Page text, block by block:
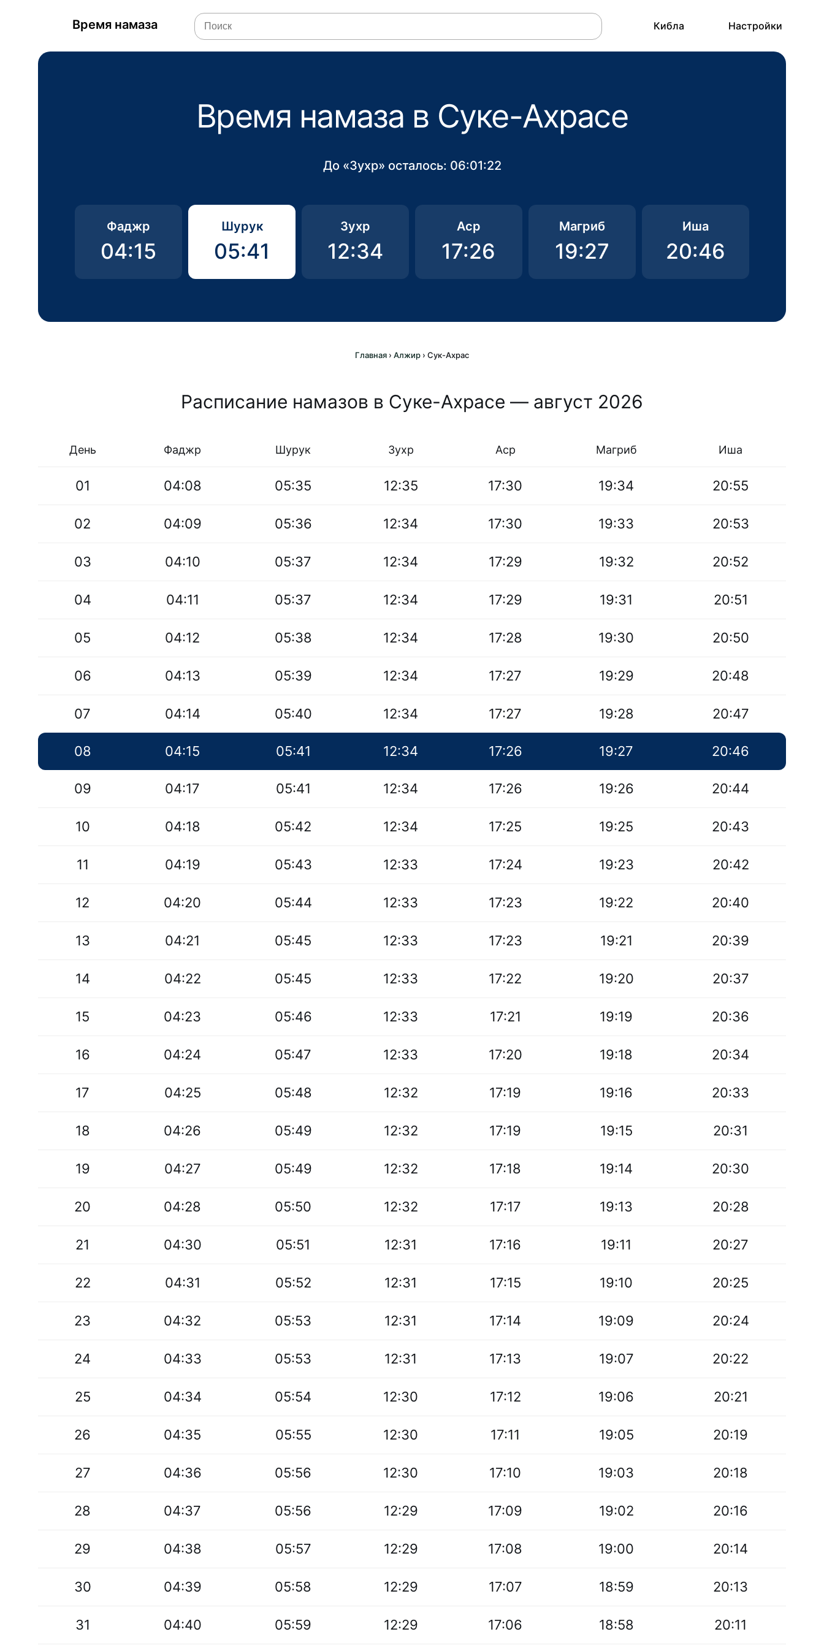
Время намаза Кибла Настройки
Время намаза в Суке-Ахрасе
До «Зухр» осталось: 06:01:22
Фаджр
04:15
Шурук
05:41
Зухр
12:34
Аср
17:26
Магриб
19:27
Иша
20:46
Главная › Алжир › Сук-Ахрас
Расписание намазов в Суке-Ахрасе — август 2026
День Фаджр Шурук Зухр Аср Магриб Иша
01 04:08 05:35 12:35 17:30 19:34 20:55
02 04:09 05:36 12:34 17:30 19:33 20:53
03 04:10 05:37 12:34 17:29 19:32 20:52
04 04:11 05:37 12:34 17:29 19:31 20:51
05 04:12 05:38 12:34 17:28 19:30 20:50
06 04:13 05:39 12:34 17:27 19:29 20:48
07 04:14 05:40 12:34 17:27 19:28 20:47
08 04:15 05:41 12:34 17:26 19:27 20:46
09 04:17 05:41 12:34 17:26 19:26 20:44
10 04:18 05:42 12:34 17:25 19:25 20:43
11 04:19 05:43 12:33 17:24 19:23 20:42
12 04:20 05:44 12:33 17:23 19:22 20:40
13 04:21 05:45 12:33 17:23 19:21 20:39
14 04:22 05:45 12:33 17:22 19:20 20:37
15 04:23 05:46 12:33 17:21 19:19 20:36
16 04:24 05:47 12:33 17:20 19:18 20:34
17 04:25 05:48 12:32 17:19 19:16 20:33
18 04:26 05:49 12:32 17:19 19:15 20:31
19 04:27 05:49 12:32 17:18 19:14 20:30
20 04:28 05:50 12:32 17:17 19:13 20:28
21 04:30 05:51 12:31 17:16 19:11 20:27
22 04:31 05:52 12:31 17:15 19:10 20:25
23 04:32 05:53 12:31 17:14 19:09 20:24
24 04:33 05:53 12:31 17:13 19:07 20:22
25 04:34 05:54 12:30 17:12 19:06 20:21
26 04:35 05:55 12:30 17:11 19:05 20:19
27 04:36 05:56 12:30 17:10 19:03 20:18
28 04:37 05:56 12:29 17:09 19:02 20:16
29 04:38 05:57 12:29 17:08 19:00 20:14
30 04:39 05:58 12:29 17:07 18:59 20:13
31 04:40 05:59 12:29 17:06 18:58 20:11